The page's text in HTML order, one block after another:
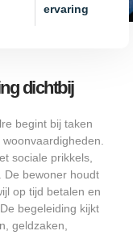
ervaring
dichtbij
begint bij taken
sociale prikkels,
De bewoner houdt
op tijd betalen en
begeleiding kijkt
geldzaken,